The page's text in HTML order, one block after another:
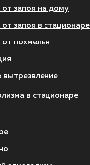
от запоя на дому
от запоя в стационаре
от похмелья
вытрезвление
в стационаре